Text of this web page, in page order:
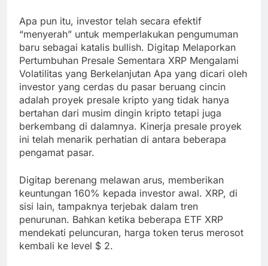
Apa pun itu, investor telah secara efektif
“menyerah” untuk memperlakukan pengumuman
baru sebagai katalis bullish. Digitap Melaporkan
Pertumbuhan Presale Sementara XRP Mengalami
Volatilitas yang Berkelanjutan Apa yang dicari oleh
investor yang cerdas du pasar beruang cincin
adalah proyek presale kripto yang tidak hanya
bertahan dari musim dingin kripto tetapi juga
berkembang di dalamnya. Kinerja presale proyek
ini telah menarik perhatian di antara beberapa
pengamat pasar.
Digitap berenang melawan arus, memberikan
keuntungan 160% kepada investor awal. XRP, di
sisi lain, tampaknya terjebak dalam tren
penurunan. Bahkan ketika beberapa ETF XRP
mendekati peluncuran, harga token terus merosot
kembali ke level $ 2.